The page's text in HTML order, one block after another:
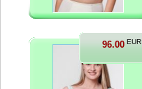
96.00 EUR